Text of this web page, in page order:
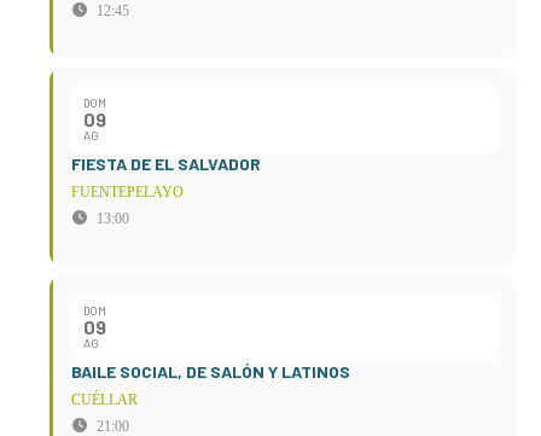
12:45
DOM
09
AG
FIESTA DE EL SALVADOR
FUENTEPELAYO
13:00
DOM
09
AG
BAILE SOCIAL, DE SALÓN Y LATINOS
CUÉLLAR
21:00